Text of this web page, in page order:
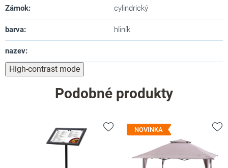
Zámok: cylindrický
barva: hliník
nazev:
High-contrast mode
Podobné produkty
NOVINKA